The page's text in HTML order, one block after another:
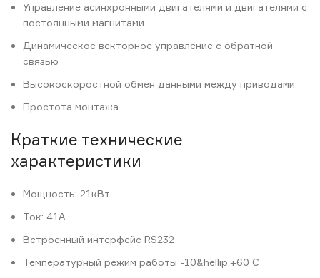
Управление асинхронными двигателями и двигателями с
постоянными магнитами
Динамическое векторное управление с обратной
связью
Высокоскоростной обмен данными между приводами
Простота монтажа
Краткие технические
характеристики
Мощность: 21кВт
Ток: 41А
Встроенный интерфейс RS232
Температурный режим работы -10&hellip,+60 С